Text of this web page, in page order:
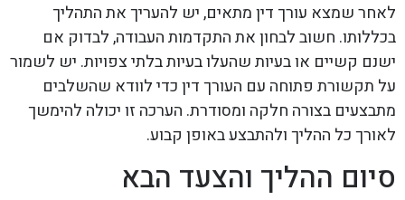
לאחר שמצא עורך דין מתאים, יש להעריך את התהליך
בכללותו. חשוב לבחון את התקדמות העבודה, לבדוק אם
ישנם קשיים או בעיות שהעלו בעיות בלתי צפויות. יש לשמור
על תקשורת פתוחה עם העורך דין כדי לוודא שהשלבים
מתבצעים בצורה חלקה ומסודרת. הערכה זו יכולה להימשך
לאורך כל ההליך ולהתבצע באופן קבוע.
סיום ההליך והצעד הבא